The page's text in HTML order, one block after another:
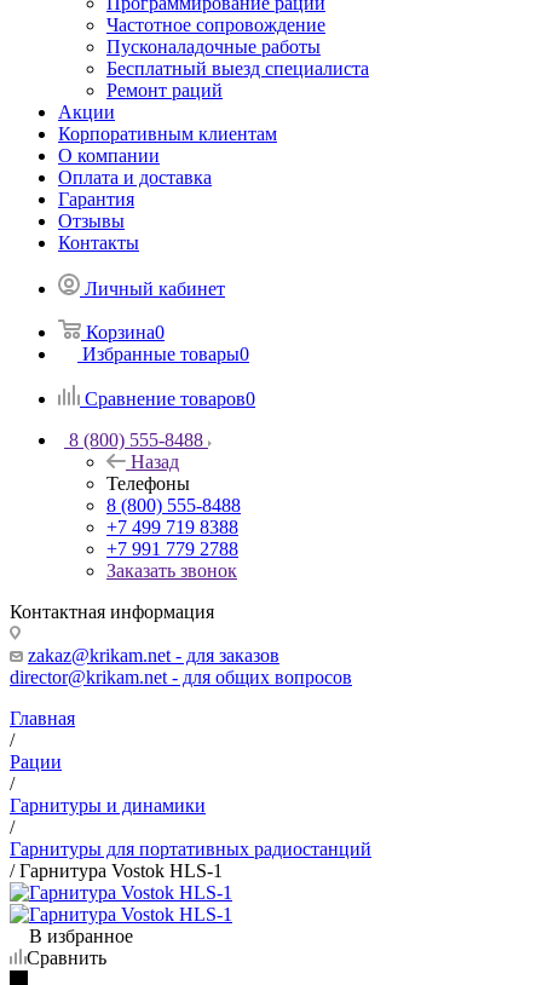
Частотное сопровождение
Пусконаладочные работы
Бесплатный выезд специалиста
Ремонт раций
Акции
Корпоративным клиентам
О компании
Оплата и доставка
Гарантия
Отзывы
Контакты
Личный кабинет
Корзина0
Избранные товары0
Сравнение товаров0
8 (800) 555-8488
Назад
Телефоны
8 (800) 555-8488
+7 499 719 8388
+7 991 779 2788
Заказать звонок
Контактная информация
zakaz@krikam.net - для заказов
director@krikam.net - для общих вопросов
Главная
/
Рации
/
Гарнитуры и динамики
/
Гарнитуры для портативных радиостанций
/Гарнитура Vostok HLS-1
В избранное
Сравнить